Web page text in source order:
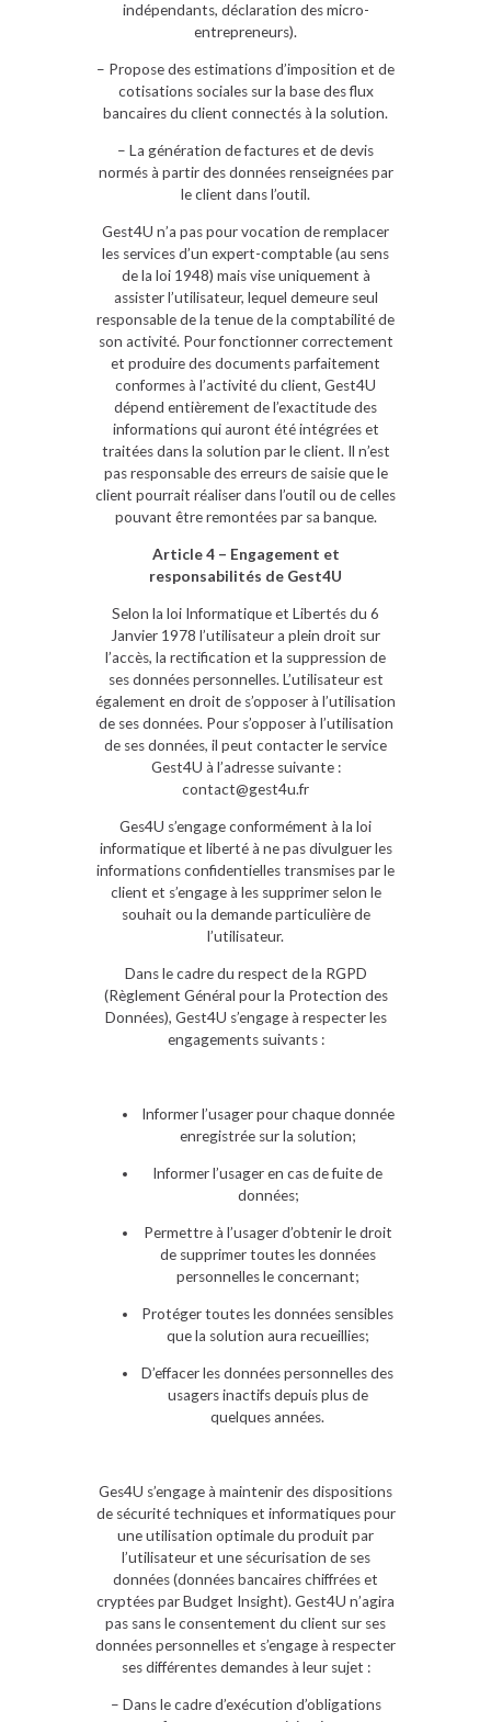
indépendants, déclaration des micro-
entrepreneurs).
– Propose des estimations d’imposition et de
cotisations sociales sur la base des flux
bancaires du client connectés à la solution.
– La génération de factures et de devis
normés à partir des données renseignées par
le client dans l’outil.
Gest4U n’a pas pour vocation de remplacer
les services d’un expert-comptable (au sens
de la loi 1948) mais vise uniquement à
assister l’utilisateur, lequel demeure seul
responsable de la tenue de la comptabilité de
son activité. Pour fonctionner correctement
et produire des documents parfaitement
conformes à l’activité du client, Gest4U
dépend entièrement de l’exactitude des
informations qui auront été intégrées et
traitées dans la solution par le client. Il n’est
pas responsable des erreurs de saisie que le
client pourrait réaliser dans l’outil ou de celles
pouvant être remontées par sa banque.
Article 4 – Engagement et
responsabilités de Gest4U
Selon la loi Informatique et Libertés du 6
Janvier 1978 l’utilisateur a plein droit sur
l’accès, la rectification et la suppression de
ses données personnelles. L’utilisateur est
également en droit de s’opposer à l’utilisation
de ses données. Pour s’opposer à l’utilisation
de ses données, il peut contacter le service
Gest4U à l’adresse suivante :
contact@gest4u.fr
Ges4U s’engage conformément à la loi
informatique et liberté à ne pas divulguer les
informations confidentielles transmises par le
client et s’engage à les supprimer selon le
souhait ou la demande particulière de
l’utilisateur.
Dans le cadre du respect de la RGPD
(Règlement Général pour la Protection des
Données), Gest4U s’engage à respecter les
engagements suivants :
Informer l’usager pour chaque donnée
enregistrée sur la solution;
Informer l’usager en cas de fuite de
données;
Permettre à l’usager d’obtenir le droit
de supprimer toutes les données
personnelles le concernant;
Protéger toutes les données sensibles
que la solution aura recueillies;
D’effacer les données personnelles des
usagers inactifs depuis plus de
quelques années.
Ges4U s’engage à maintenir des dispositions
de sécurité techniques et informatiques pour
une utilisation optimale du produit par
l’utilisateur et une sécurisation de ses
données (données bancaires chiffrées et
cryptées par Budget Insight). Gest4U n’agira
pas sans le consentement du client sur ses
données personnelles et s’engage à respecter
ses différentes demandes à leur sujet :
– Dans le cadre d’exécution d’obligations